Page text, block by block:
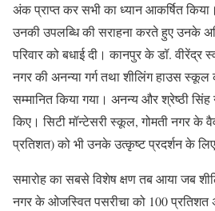
अंक प्राप्त कर सभी का ध्यान आकर्षित
उनकी उपलब्धि की सराहना करते हुए उनके
परिवार को बधाई दी। कानपुर के डॉ.
नगर की अनन्या गर्ग तथा शीलिंग हाउस स्कूल
सम्मानित किया गया। अनन्य और श्रेष्ठी
किए। सिटी मॉन्टेसरी स्कूल, गोमती नगर के
प्रतिशत) को भी उनके उत्कृष्ट प्रदर्शन के लिए
समारोह का सबसे विशेष क्षण तब आया जब
नगर के ओजस्वित पसरीचा को 100 प्रतिशत